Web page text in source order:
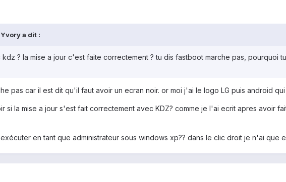
a dit :
? la mise a jour c'est faite correctement ? tu dis fastboot marche pas, pourquoi
pas car il est dit qu'il faut avoir un ecran noir. or moi j'ai le logo LG puis android
si la mise a jour s'est fait correctement avec KDZ? comme je l'ai ecrit apres avoir
en tant que administrateur sous windows xp?? dans le clic droit je n'ai que